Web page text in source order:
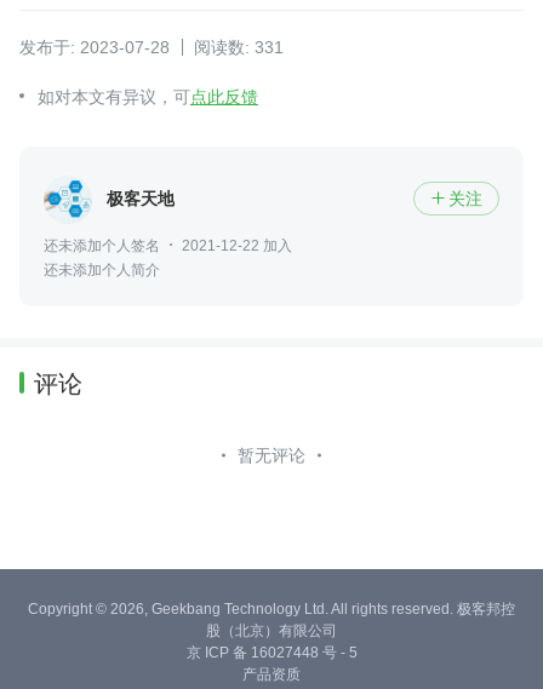
发布于: 2023-07-28 阅读数: 331
如对本文有异议，可点此反馈
极客天地  关注
还未添加个人签名
2021-12-22 加入
还未添加个人简介
评论
暂无评论
Copyright © 2026, Geekbang Technology Ltd. All rights reserved. 极客邦控
股（北京）有限公司
京 ICP 备 16027448 号 - 5
产品资质